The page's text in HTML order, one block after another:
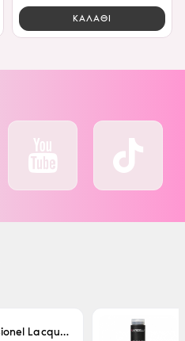
ΚΑΛΑΘΙ
Λακ Professionel Lacque Super Strong 500ml